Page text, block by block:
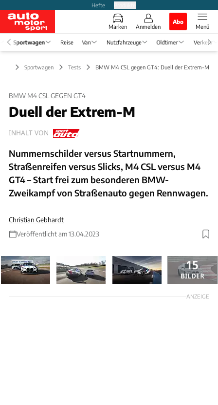
Hefte
Marken Anmelden
Abo
Menü
Sportwagen Reise Van Nutzfahrzeuge Oldtimer Verkehr
Sportwagen Tests BMW M4 CSL gegen GT4: Duell der Extrem-M
BMW M4 CSL GEGEN GT4
Duell der Extrem-M
INHALT VON
Nummernschilder versus Startnummern,
Straßenreifen versus Slicks, M4 CSL versus M4
GT4 – Start frei zum besonderen BMW-
Zweikampf von Straßenauto gegen Rennwagen.
Christian Gebhardt
Veröffentlicht am 13.04.2023
15
BILDER
ANZEIGE